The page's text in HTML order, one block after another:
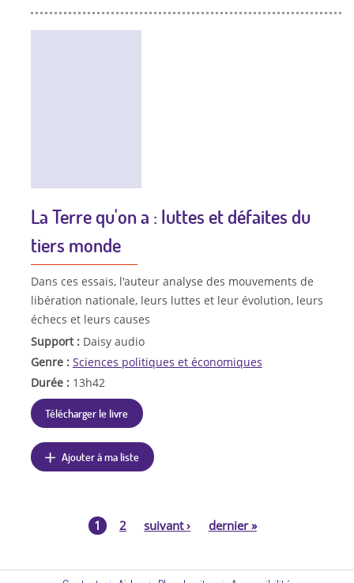
La Terre qu'on a : luttes et défaites du
tiers monde
Dans ces essais, l'auteur analyse des mouvements de
libération nationale, leurs luttes et leur évolution, leurs
échecs et leurs causes
Support : Daisy audio
Genre : Sciences politiques et économiques
Durée : 13h42
Télécharger le livre
Ajouter à ma liste
1 2 suivant› dernier»